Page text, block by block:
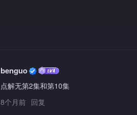
benguo
点解无第2集和第10集
8个月前 回复